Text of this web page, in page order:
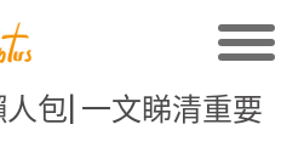
包| 一文睇清重要